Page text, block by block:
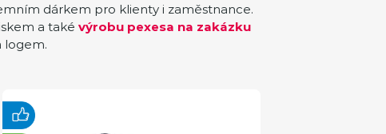
dárkem pro klienty i zaměstnance.
a takévýrobu pexesa na zakázku
logem.